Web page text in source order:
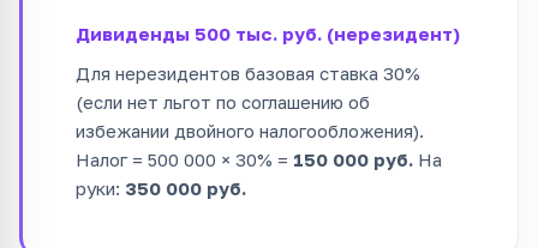
Дивиденды 500 тыс. руб. (нерезидент)
Для нерезидентов базовая ставка 30%
(если нет льгот по соглашению об
избежании двойного налогообложения).
Налог = 500 000 × 30% = 150 000 руб. На
руки: 350 000 руб.